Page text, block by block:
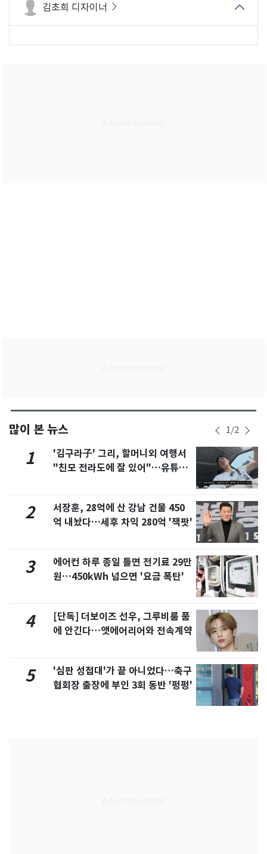
김초희 디자이너
많이 본 뉴스 1/2
1
'김구라子' 그리, 할머니외 여행서
"친모 전라도에 잘 있어"…유튜브
2
서장훈, 28억에 산 강남 건물 450
억 내놨다…세후 차익 280억 '잭팟'
3
에어컨 하루 종일 틀면 전기료 29만
원…450kWh 넘으면 '요금 폭탄'
4
[단독] 더보이즈 선우, 그루비룸 품
에 안긴다…앳에어리어와 전속계약
5
'심판 성접대'가 끝 아니었다…축구
협회장 출장에 부인 3회 동반 '펑펑'